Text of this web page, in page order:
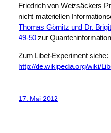
Friedrich von Weizsäckers
nicht-materiellen
Thomas Görnitz und Dr.
49-50 zur
Zum Libet-Experiment siehe:
http://de.wikipedia.org/wiki/
17. Mai 2012